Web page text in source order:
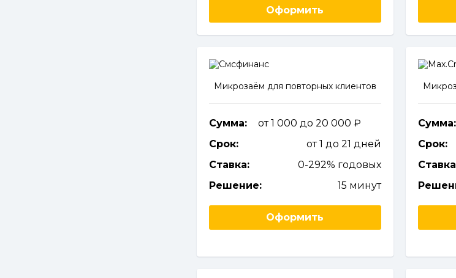
Оформить
Микрозаём для повторных клиентов
Сумма:
от 1 000 до 20 000
Срок:
от 1 до 21 дней
Ставка:
0-292% годовых
Решение:
15 минут
Оформить
Сумма:
Срок: